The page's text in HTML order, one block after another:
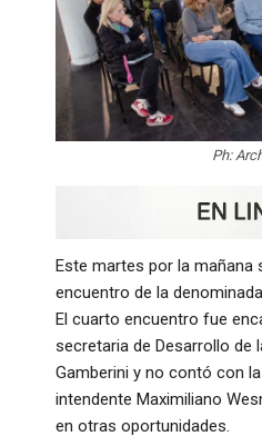
Ph:
Este martes por la mañana
encuentro de la
El cuarto encuentro fue
secretaria de Desarrollo de
Gamberini y no contó con
intendente Maximiliano
en otras oportunidades.